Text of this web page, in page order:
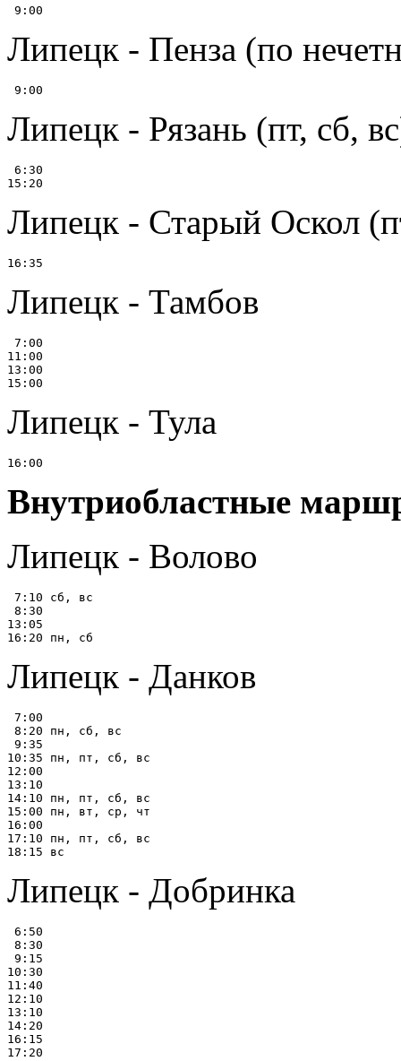
Липецк - Пенза (по
Липецк - Рязань (пт, сб,
6:30
Липецк - Старый Оскол
Липецк - Тамбов
7:00
11:00
13:00
Липецк - Тула
Внутриобластные
Липецк - Волово
7:10 сб, вс
8:30
13:05
Липецк - Данков
7:00
8:20 пн, сб, вс
9:35
10:35 пн, пт, сб, вс
12:00
13:10
14:10 пн, пт, сб, вс
15:00 пн, вт, ср, чт
16:00
17:10 пн, пт, сб, вс
Липецк - Добринка
6:50
8:30
9:15
10:30
11:40
12:10
13:10
14:20
16:15
17:20